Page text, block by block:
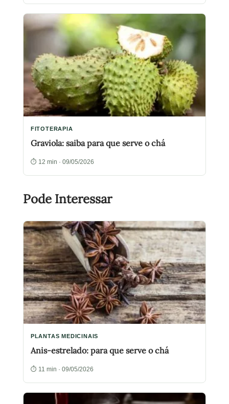
FITOTERAPIA
Graviola: saiba para que serve o chá
⏱ 12 min · 09/05/2026
Pode Interessar
PLANTAS MEDICINAIS
Anis-estrelado: para que serve o chá
⏱ 11 min · 09/05/2026